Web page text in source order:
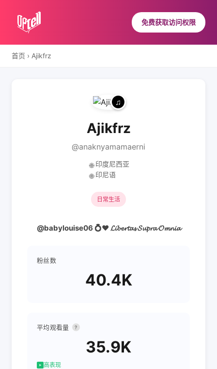
免费获取访问权限
首页 › Ajikfrz
Ajikfrz
@anaknyamamaerni
🌐 印度尼西亚
🌐 印尼语
日常生活
@babylouise06 💍❤️ 𝓛𝓲𝓫𝓮𝓻𝓽𝓪𝓼 𝓢𝓾𝓹𝓻𝓪 𝓞𝓶𝓷𝓲𝓪
粉丝数
40.4K
平均观看量 ?
35.9K
高表现